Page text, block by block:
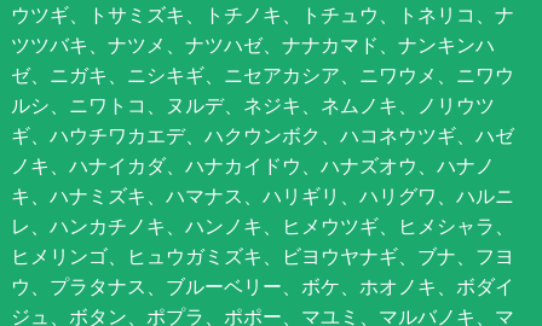
ウツギ、トサミズキ、トチノキ、トチュウ、トネリコ、ナ
ツツバキ、ナツメ、ナツハゼ、ナナカマド、ナンキンハ
ゼ、ニガキ、ニシキギ、ニセアカシア、ニワウメ、ニワウ
ルシ、ニワトコ、ヌルデ、ネジキ、ネムノキ、ノリウツ
ギ、ハウチワカエデ、ハクウンボク、ハコネウツギ、ハゼ
ノキ、ハナイカダ、ハナカイドウ、ハナズオウ、ハナノ
キ、ハナミズキ、ハマナス、ハリギリ、ハリグワ、ハルニ
レ、ハンカチノキ、ハンノキ、ヒメウツギ、ヒメシャラ、
ヒメリンゴ、ヒュウガミズキ、ビヨウヤナギ、ブナ、フヨ
ウ、プラタナス、ブルーベリー、ボケ、ホオノキ、ボダイ
ジュ、ボタン、ポプラ、ポポー、マユミ、マルバノキ、マ